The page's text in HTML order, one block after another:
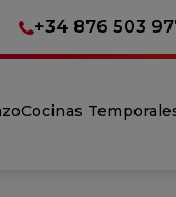
+34 876 503
Cocinas